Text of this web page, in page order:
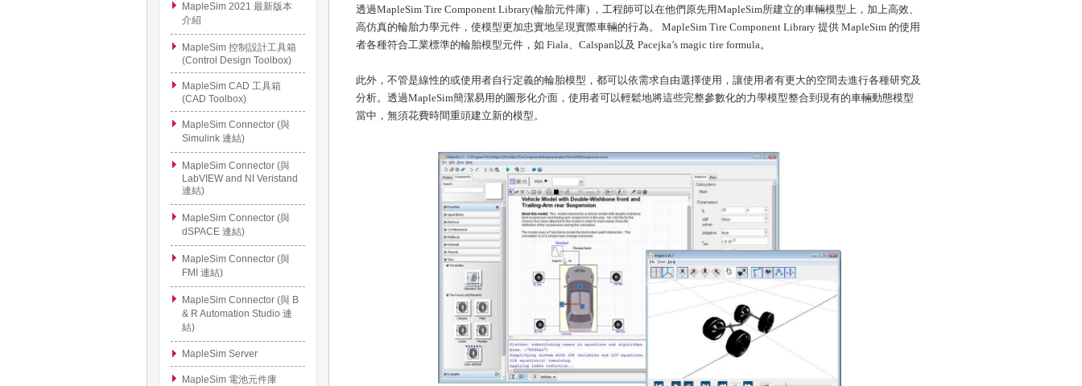
MapleSim 2021 最新版本
介紹
MapleSim 控制設計工具箱
(Control Design Toolbox)
MapleSim CAD 工具箱
(CAD Toolbox)
MapleSim Connector (與
Simulink 連結)
MapleSim Connector (與
LabVIEW and NI Veristand
連結)
MapleSim Connector (與
dSPACE 連結)
MapleSim Connector (與
FMI 連結)
MapleSim Connector (與 B
& R Automation Studio 連
結)
MapleSim Server
MapleSim 電池元件庫
透過MapleSim Tire Component Library(輪胎元件庫) ，工程師可以在他們原先用MapleSim所建立的車輛模型上，加上高效、
高仿真的輪胎力學元件，使模型更加忠實地呈現實際車輛的行為。 MapleSim Tire Component Library 提供 MapleSim 的使用
者各種符合工業標準的輪胎模型元件，如 Fiala、Calspan以及 Pacejka’s magic tire formula。
此外，不管是線性的或使用者自行定義的輪胎模型，都可以依需求自由選擇使用，讓使用者有更大的空間去進行各種研究及
分析。透過MapleSim簡潔易用的圖形化介面，使用者可以輕鬆地將這些完整參數化的力學模型整合到現有的車輛動態模型
當中，無須花費時間重頭建立新的模型。